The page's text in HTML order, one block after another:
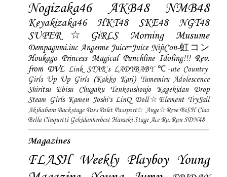
Nogizaka46 AKB48 NMB48
Keyakizaka46 HKT48 SKE48
NGT48
SUPER☆GiRLS
Morning Musume
Dempagumi.inc Angerme Juice=Juice NijiCon-虹コン
Houkago Princess Magical Punchline Idoling!!! Rev.
from DVL Link STAR`s LADYBABY ℃-ute Country
Girls Up Up Girls (Kakko Kari) Yumemiru Adolescence
Shiritsu Ebisu Chugaku
Tenkoushoujo Kagekidan
Drop
Steam Girls Kamen Joshi's LinQ Doll☆Element TrySail
Akihabara Backstage Pass Palet Passport☆ Ange☆Reve BiSH Ciao
Bella Cinquetti Gekidanherbest Haraeki Stage Ace Ru:Run SDN48
Magazines
FLASH Weekly Playboy Young